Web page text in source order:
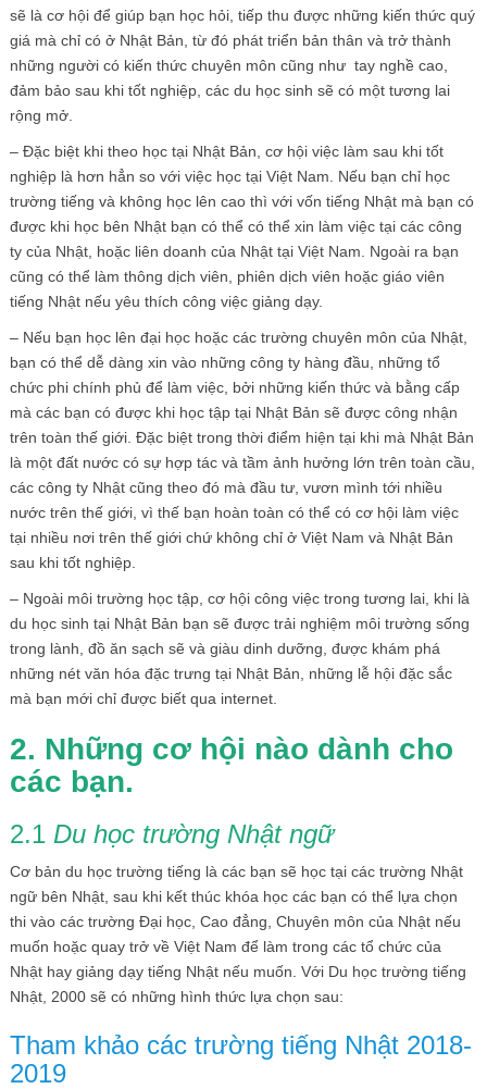
sẽ là cơ hội để giúp bạn học hỏi, tiếp thu được những kiến thức quý
giá mà chỉ có ở Nhật Bản, từ đó phát triển bản thân và trở thành
những người có kiến thức chuyên môn cũng như tay nghề cao,
đảm bảo sau khi tốt nghiệp, các du học sinh sẽ có một tương lai
rộng mở.
– Đặc biệt khi theo học tại Nhật Bản, cơ hội việc làm sau khi tốt
nghiệp là hơn hẳn so với việc học tại Việt Nam. Nếu bạn chỉ học
trường tiếng và không học lên cao thì với vốn tiếng Nhật mà bạn có
được khi học bên Nhật bạn có thể có thể xin làm việc tại các công
ty của Nhật, hoặc liên doanh của Nhật tại Việt Nam. Ngoài ra bạn
cũng có thể làm thông dịch viên, phiên dịch viên hoặc giáo viên
tiếng Nhật nếu yêu thích công việc giảng dạy.
– Nếu bạn học lên đại học hoặc các trường chuyên môn của Nhật,
bạn có thể dễ dàng xin vào những công ty hàng đầu, những tổ
chức phi chính phủ để làm việc, bởi những kiến thức và bằng cấp
mà các bạn có được khi học tập tại Nhật Bản sẽ được công nhận
trên toàn thế giới. Đặc biệt trong thời điểm hiện tại khi mà Nhật Bản
là một đất nước có sự hợp tác và tầm ảnh hưởng lớn trên toàn cầu,
các công ty Nhật cũng theo đó mà đầu tư, vươn mình tới nhiều
nước trên thế giới, vì thế bạn hoàn toàn có thể có cơ hội làm việc
tại nhiều nơi trên thế giới chứ không chỉ ở Việt Nam và Nhật Bản
sau khi tốt nghiệp.
– Ngoài môi trường học tập, cơ hội công việc trong tương lai, khi là
du học sinh tại Nhật Bản bạn sẽ được trải nghiệm môi trường sống
trong lành, đồ ăn sạch sẽ và giàu dinh dưỡng, được khám phá
những nét văn hóa đặc trưng tại Nhật Bản, những lễ hội đặc sắc
mà bạn mới chỉ được biết qua internet.
2. Những cơhội nào dành cho
các bạn.
2.1 Du học trường Nhật ngữ
Cơ bản du học trường tiếng là các bạn sẽ học tại các trường Nhật
ngữ bên Nhật, sau khi kết thúc khóa học các bạn có thể lựa chọn
thi vào các trường Đại học, Cao đẳng, Chuyên môn của Nhật nếu
muốn hoặc quay trở về Việt Nam để làm trong các tổ chức của
Nhật hay giảng dạy tiếng Nhật nếu muốn. Với Du học trường tiếng
Nhật, 2000 sẽ có những hình thức lựa chọn sau:
Tham khảo các trường tiếng Nhật 2018-
2019